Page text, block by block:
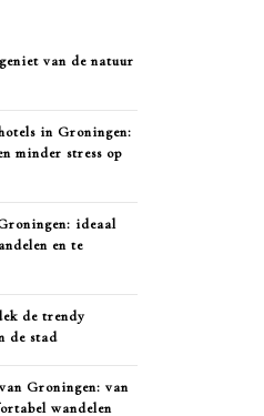
van de natuur
in Groningen:
minder stress op
ideaal
en te
de trendy
de stad
Groningen: van
wandelen